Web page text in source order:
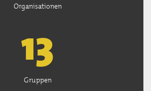
Organisationen
13
Gruppen